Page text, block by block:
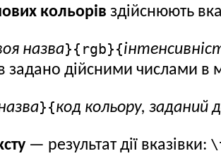
кольорів здійснюють
назва}{rgb}{
задано дійсними числами
}{код кольору,
— результат дії вказівки: